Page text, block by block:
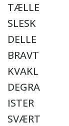
TÆLLE
SLESK
DELLE
BRAVT
KVAKL
DEGRA
ISTER
SVÆRT